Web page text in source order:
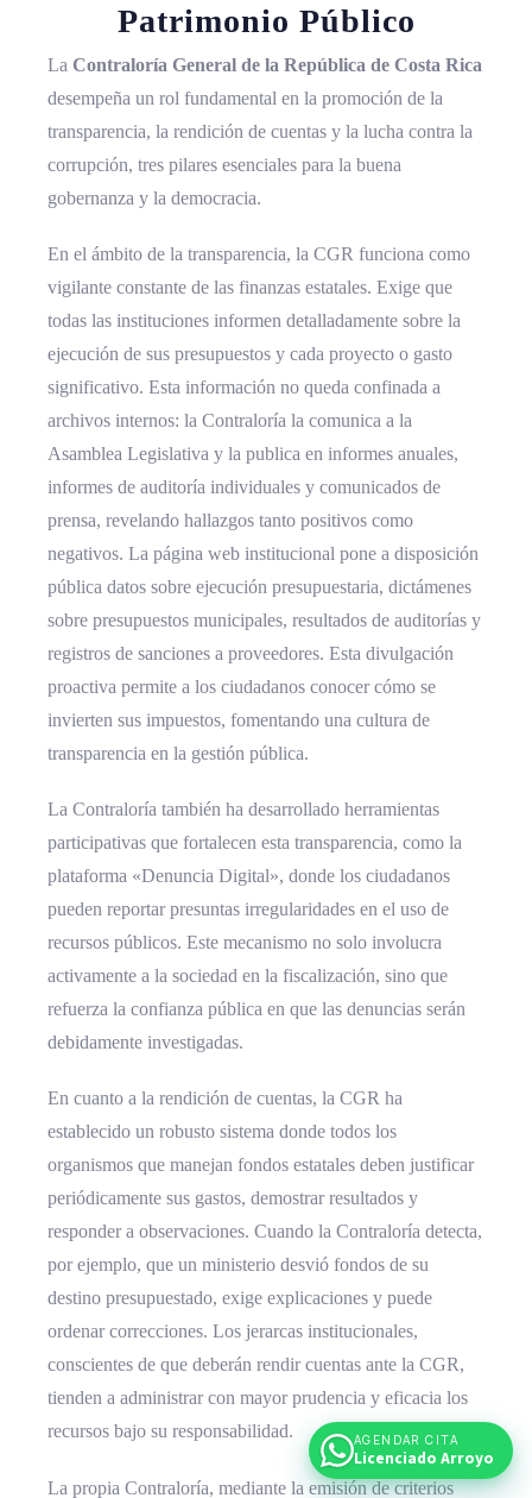
Patrimonio Público
La Contraloría General de la República de Costa Rica
desempeña un rol fundamental en la promoción de la
transparencia, la rendición de cuentas y la lucha contra la
corrupción, tres pilares esenciales para la buena
gobernanza y la democracia.
En el ámbito de la transparencia, la CGR funciona como
vigilante constante de las finanzas estatales. Exige que
todas las instituciones informen detalladamente sobre la
ejecución de sus presupuestos y cada proyecto o gasto
significativo. Esta información no queda confinada a
archivos internos: la Contraloría la comunica a la
Asamblea Legislativa y la publica en informes anuales,
informes de auditoría individuales y comunicados de
prensa, revelando hallazgos tanto positivos como
negativos. La página web institucional pone a disposición
pública datos sobre ejecución presupuestaria, dictámenes
sobre presupuestos municipales, resultados de auditorías y
registros de sanciones a proveedores. Esta divulgación
proactiva permite a los ciudadanos conocer cómo se
invierten sus impuestos, fomentando una cultura de
transparencia en la gestión pública.
La Contraloría también ha desarrollado herramientas
participativas que fortalecen esta transparencia, como la
plataforma «Denuncia Digital», donde los ciudadanos
pueden reportar presuntas irregularidades en el uso de
recursos públicos. Este mecanismo no solo involucra
activamente a la sociedad en la fiscalización, sino que
refuerza la confianza pública en que las denuncias serán
debidamente investigadas.
En cuanto a la rendición de cuentas, la CGR ha
establecido un robusto sistema donde todos los
organismos que manejan fondos estatales deben justificar
periódicamente sus gastos, demostrar resultados y
responder a observaciones. Cuando la Contraloría detecta,
por ejemplo, que un ministerio desvió fondos de su
destino presupuestado, exige explicaciones y puede
ordenar correcciones. Los jerarcas institucionales,
conscientes de que deberán rendir cuentas ante la CGR,
tienden a administrar con mayor prudencia y eficacia los
recursos bajo su responsabilidad.
La propia Contraloría, mediante la emisión de criterios
AGENDAR CITA
Licenciado Arroyo